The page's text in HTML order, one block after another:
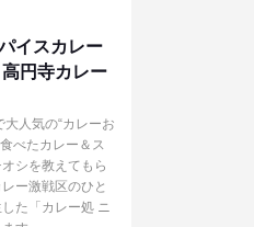
イスカレー
円寺カレー
人気の“カレーお
べたカレー＆ス
シを教えてもら
ー激戦区のひと
た「カレー処 ニ